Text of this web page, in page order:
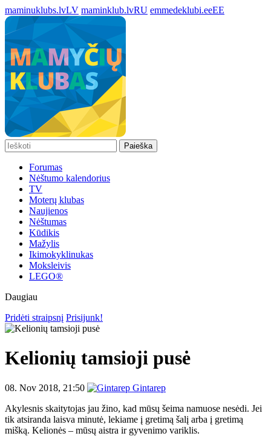
maminuklubs.lvLV maminklub.lvRU emmedeklubi.eeEE
Paieška
Forumas
Nėštumo kalendorius
TV
Moterų klubas
Naujienos
Nėštumas
Kūdikis
Mažylis
Ikimokyklinukas
Moksleivis
LEGO®
Daugiau
Pridėti straipsnį Prisijunk!
Kelionių tamsioji pusė
08. Nov 2018, 21:50
Gintarep
Akylesnis skaitytojas jau žino, kad mūsų šeima namuose nesėdi. Jei
tik atsiranda laisva minutė, lekiame į gretimą šalį arba į gretimą
mišką. Kelionės – mūsų aistra ir gyvenimo variklis.